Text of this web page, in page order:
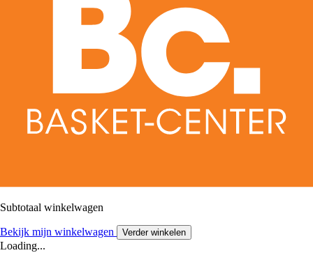
Subtotaal winkelwagen
Bekijk mijn winkelwagen Verder winkelen
Loading...